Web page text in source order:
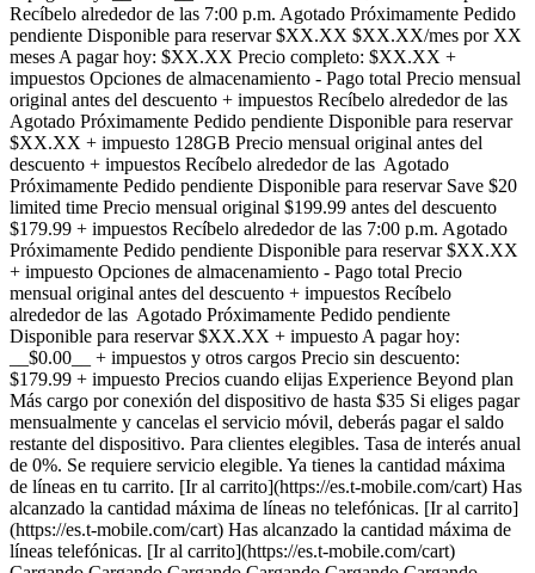
Recíbelo alrededor de las 7:00 p.m. Agotado Próximamente Pedido
pendiente Disponible para reservar $XX.XX $XX.XX/mes por XX
meses A pagar hoy: $XX.XX Precio completo: $XX.XX +
impuestos Opciones de almacenamiento - Pago total Precio mensual
original antes del descuento + impuestos Recíbelo alrededor de las
Agotado Próximamente Pedido pendiente Disponible para reservar
$XX.XX + impuesto 128GB Precio mensual original antes del
descuento + impuestos Recíbelo alrededor de las Agotado
Próximamente Pedido pendiente Disponible para reservar Save $20
limited time Precio mensual original $199.99 antes del descuento
$179.99 + impuestos Recíbelo alrededor de las 7:00 p.m. Agotado
Próximamente Pedido pendiente Disponible para reservar $XX.XX
+ impuesto Opciones de almacenamiento - Pago total Precio
mensual original antes del descuento + impuestos Recíbelo
alrededor de las Agotado Próximamente Pedido pendiente
Disponible para reservar $XX.XX + impuesto A pagar hoy:
__$0.00__ + impuestos y otros cargos Precio sin descuento:
$179.99 + impuesto Precios cuando elijas Experience Beyond plan
Más cargo por conexión del dispositivo de hasta $35 Si eliges pagar
mensualmente y cancelas el servicio móvil, deberás pagar el saldo
restante del dispositivo. Para clientes elegibles. Tasa de interés anual
de 0%. Se requiere servicio elegible. Ya tienes la cantidad máxima
de líneas en tu carrito. [Ir al carrito](https://es.t-mobile.com/cart) Has
alcanzado la cantidad máxima de líneas no telefónicas. [Ir al carrito]
(https://es.t-mobile.com/cart) Has alcanzado la cantidad máxima de
líneas telefónicas. [Ir al carrito](https://es.t-mobile.com/cart)